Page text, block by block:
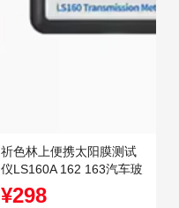
祈色林上便携太阳膜测试
仪LS160A 162 163汽车玻
璃隔热防爆膜检测仪
¥298